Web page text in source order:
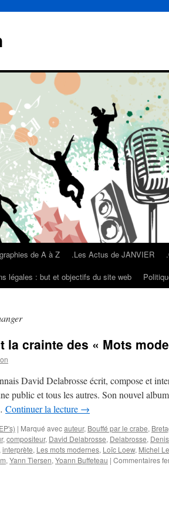
de A à Z .Les Actus de JANVIER
légales : but et objectifs du site web
la crainte des « Mots
David Delabrosse écrit, compose et
public et tous les autres. Son nouvel
Continuer la lecture →
| Marqué avecauteur, Bouffé par le crabe,
, compositeur, David Delabrosse, Delabrosse,
interprète, Les mots modernes, Loïc Loew, Michel
, Yann Tiersen, Yoann Buffeteau | Commentaires